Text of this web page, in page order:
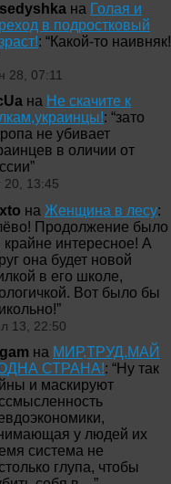
на Голая и
в подростковый
: “Какой-то наивняк!
28, 07:11
на Не скачите к
: “зато
не убивает
в оличии от
”
20, 13:45
на Женщина в лесу:
Продолжение было
крайне интересное! А
она будет новой
в его школе,
Вот было бы
”
13, 22:50
на МИР,ТРУД,МАЙ
СТРАНА!: “Ну так
и маскируют
у людей их
система не
глупа, чтобы